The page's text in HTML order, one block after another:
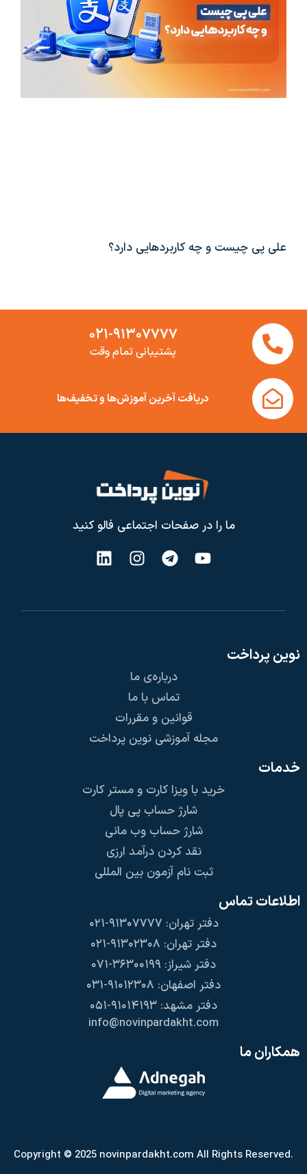
علی پی چیست و چه کاربردهایی دارد؟
۰۲۱-۹۱۳۰۷۷۷۷
پشتیبانی تمام وقت
دریافت آخرین آموزش‌ها و تخفیف‌ها
ما را در صفحات اجتماعی فالو کنید
نوین پرداخت
درباره‌ی ما
تماس با ما
قوانین و مقررات
مجله آموزشی نوین پرداخت
خدمات
خرید با ویزا کارت و مستر کارت
شارژ حساب پی پال
شارژ حساب وب مانی
نقد کردن درآمد ارزی
ثبت نام آزمون بین المللی
اطلاعات تماس
دفتر تهران: ۹۱۳۰۷۷۷۷-۰۲۱
دفتر تهران: ۹۱۳۰۲۳۰۸-۰۲۱
دفتر شیراز: ۳۶۳۰۰۱۹۹-۰۷۱
دفتر اصفهان: ۹۱۰۱۲۳۰۸-۰۳۱
دفتر مشهد: ۹۱۰۱۴۱۹۳-۰۵۱
info@novinpardakht.com
همکاران ما
Copyright © 2025 novinpardakht.com All Rights Reserved.